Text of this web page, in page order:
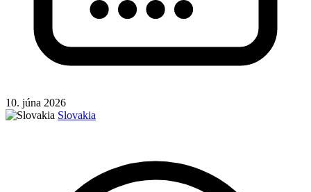
10. júna 2026
Slovakia